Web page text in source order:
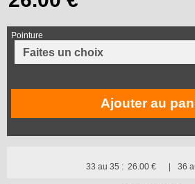
Pointure
Ajouter au
33 au 35 : 26.00 € 36